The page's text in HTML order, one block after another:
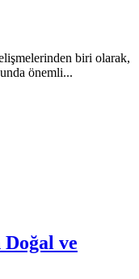
biri olarak,
önemli...
ve